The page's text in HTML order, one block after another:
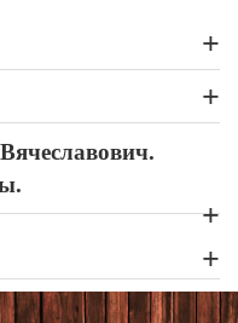
+
+
+
+